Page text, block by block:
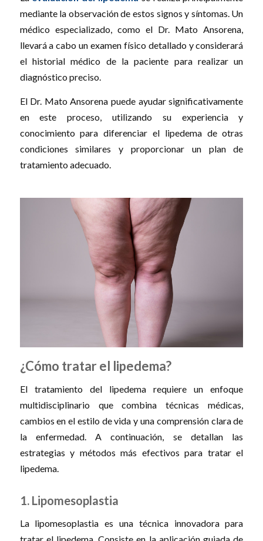
mediante la observación de estos signos y síntomas. Un
médico especializado, como el Dr. Mato Ansorena,
llevará a cabo un examen físico detallado y considerará
el historial médico de la paciente para realizar un
diagnóstico preciso.
El Dr. Mato Ansorena puede ayudar significativamente
en este proceso, utilizando su experiencia y
conocimiento para diferenciar el lipedema de otras
condiciones similares y proporcionar un plan de
tratamiento adecuado.
¿Cómo tratar el lipedema?
El tratamiento del lipedema requiere un enfoque
multidisciplinario que combina técnicas médicas,
cambios en el estilo de vida y una comprensión clara de
la enfermedad. A continuación, se detallan las
estrategias y métodos más efectivos para tratar el
lipedema.
1. Lipomesoplastia
La lipomesoplastia es una técnica innovadora para